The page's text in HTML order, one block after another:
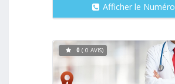
Afficher le Numéro
0 ( 0 AVIS)